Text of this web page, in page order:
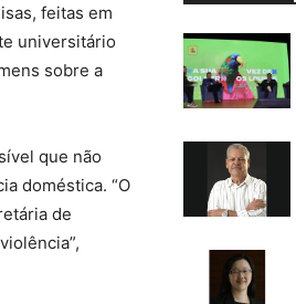
feitas em
universitário
sobre a
que não
doméstica. “O
de